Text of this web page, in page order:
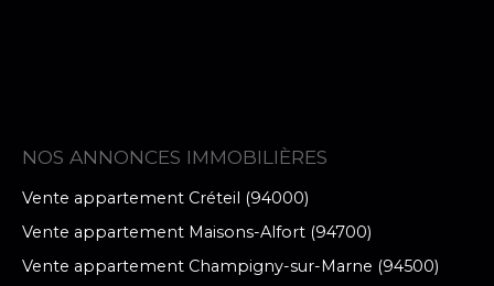
NOS ANNONCES IMMOBILIÈRES
Vente appartement Créteil (94000)
Vente appartement Maisons-Alfort (94700)
Vente appartement Champigny-sur-Marne (94500)